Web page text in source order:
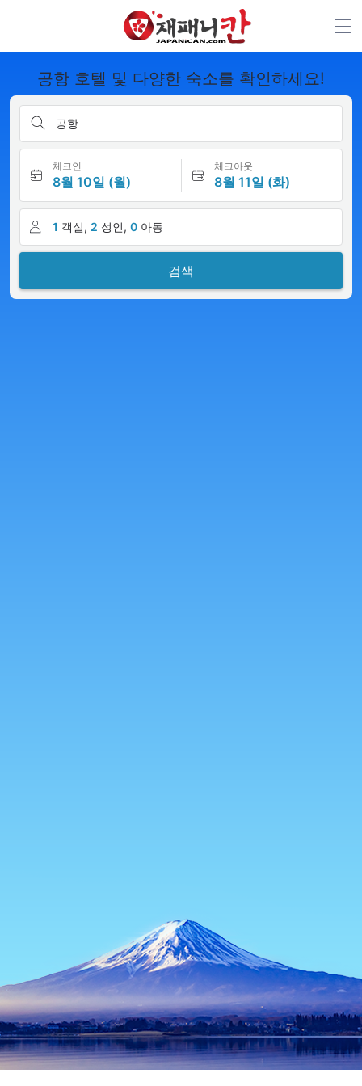
공항 호텔 및 다양한 숙소를 확인하세요!
공항
체크인
8월 10일 (월)
체크아웃
8월 11일 (화)
1 객실, 2 성인, 0 아동
검색